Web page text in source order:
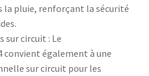
la pluie, renforçant la sécurité
sur circuit : Le
également à une
sur circuit pour les